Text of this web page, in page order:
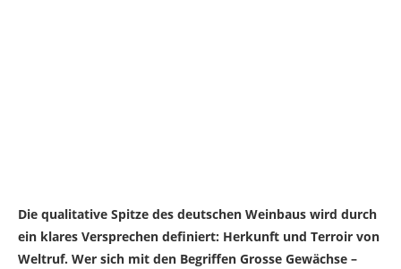
Die qualitative Spitze des deutschen Weinbaus wird durch
ein klares Versprechen definiert: Herkunft und Terroir von
Weltruf. Wer sich mit den Begriffen Grosse Gewächse –